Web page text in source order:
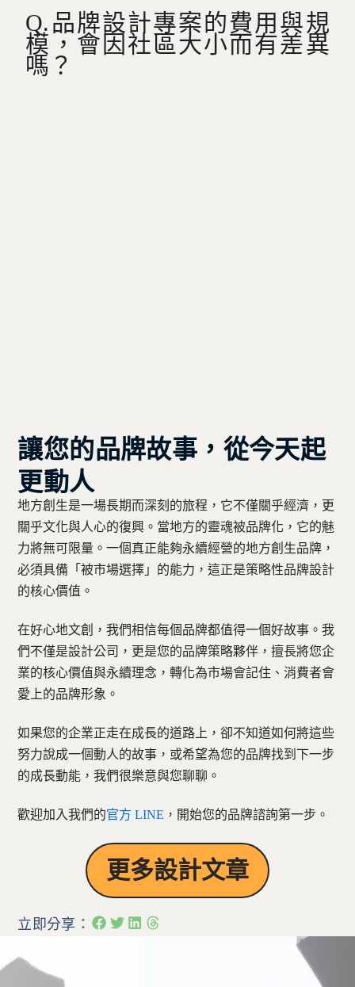
Q.品牌設計專案的費用與規
模，會因社區大小而有差異
嗎？
讓您的品牌故事，從今天起
更動人
地方創生是一場長期而深刻的旅程，它不僅關乎經濟，更
關乎文化與人心的復興。當地方的靈魂被品牌化，它的魅
力將無可限量。一個真正能夠永續經營的地方創生品牌，
必須具備「被市場選擇」的能力，這正是策略性品牌設計
的核心價值。
在好心地文創，我們相信每個品牌都值得一個好故事。我
們不僅是設計公司，更是您的品牌策略夥伴，擅長將您企
業的核心價值與永續理念，轉化為市場會記住、消費者會
愛上的品牌形象。
如果您的企業正走在成長的道路上，卻不知道如何將這些
努力說成一個動人的故事，或希望為您的品牌找到下一步
的成長動能，我們很樂意與您聊聊。
歡迎加入我們的官方 LINE ，開始您的品牌諮詢第一步。
更多設計文章
立即分享：